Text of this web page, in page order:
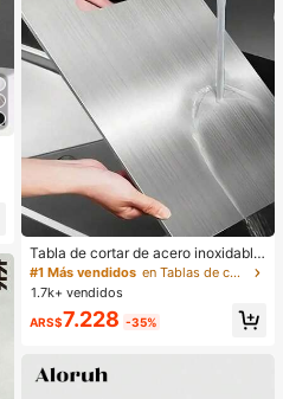
Tabla de cortar de acero inoxidable
304 para cocina, adecuada para c
ortar carne, frutas y verduras, fácil
de limpiar, para cocinar en casa
#1 Más vendidos
en Tablas de cortar, tapetes y juegos
1.7k+ vendidos
ARS$7.228 -35%